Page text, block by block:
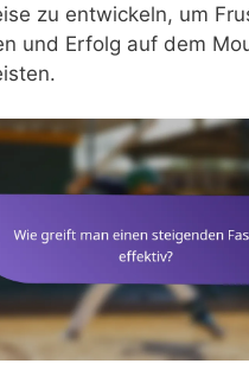
zu entwickeln, um
und Erfolg auf dem